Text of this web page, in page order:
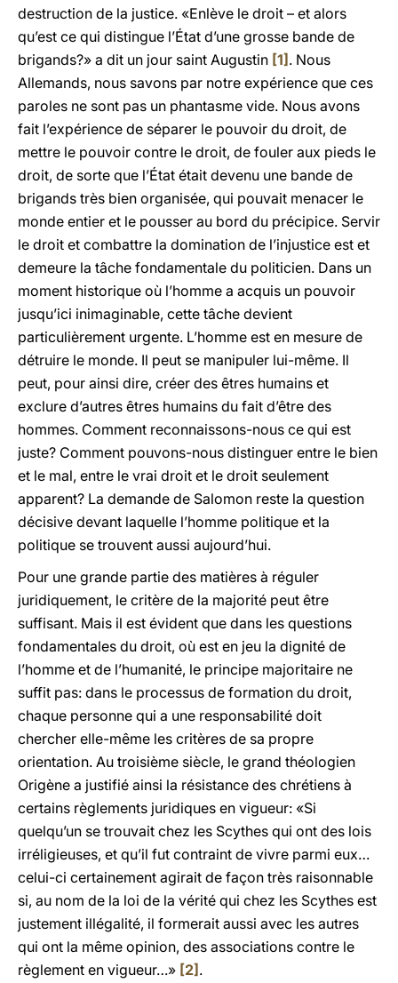
destruction de la justice. «Enlève le droit – et alors
qu’est ce qui distingue l’État d’une grosse bande de
brigands?» a dit un jour saint Augustin [1] . Nous
Allemands, nous savons par notre expérience que ces
paroles ne sont pas un phantasme vide. Nous avons
fait l’expérience de séparer le pouvoir du droit, de
mettre le pouvoir contre le droit, de fouler aux pieds le
droit, de sorte que l’État était devenu une bande de
brigands très bien organisée, qui pouvait menacer le
monde entier et le pousser au bord du précipice. Servir
le droit et combattre la domination de l’injustice est et
demeure la tâche fondamentale du politicien. Dans un
moment historique où l’homme a acquis un pouvoir
jusqu’ici inimaginable, cette tâche devient
particulièrement urgente. L’homme est en mesure de
détruire le monde. Il peut se manipuler lui-même. Il
peut, pour ainsi dire, créer des êtres humains et
exclure d’autres êtres humains du fait d’être des
hommes. Comment reconnaissons-nous ce qui est
juste? Comment pouvons-nous distinguer entre le bien
et le mal, entre le vrai droit et le droit seulement
apparent? La demande de Salomon reste la question
décisive devant laquelle l’homme politique et la
politique se trouvent aussi aujourd’hui.
Pour une grande partie des matières à réguler
juridiquement, le critère de la majorité peut être
suffisant. Mais il est évident que dans les questions
fondamentales du droit, où est en jeu la dignité de
l’homme et de l’humanité, le principe majoritaire ne
suffit pas: dans le processus de formation du droit,
chaque personne qui a une responsabilité doit
chercher elle-même les critères de sa propre
orientation. Au troisième siècle, le grand théologien
Origène a justifié ainsi la résistance des chrétiens à
certains règlements juridiques en vigueur: «Si
quelqu’un se trouvait chez les Scythes qui ont des lois
irréligieuses, et qu’il fut contraint de vivre parmi eux…
celui-ci certainement agirait de façon très raisonnable
si, au nom de la loi de la vérité qui chez les Scythes est
justement illégalité, il formerait aussi avec les autres
qui ont la même opinion, des associations contre le
règlement en vigueur…» [2] .